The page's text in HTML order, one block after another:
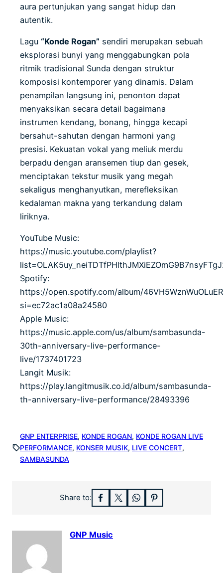
aura pertunjukan yang sangat hidup dan
autentik.
Lagu “Konde Rogan” sendiri merupakan sebuah
eksplorasi bunyi yang menggabungkan pola
ritmik tradisional Sunda dengan struktur
komposisi kontemporer yang dinamis. Dalam
penampilan langsung ini, penonton dapat
menyaksikan secara detail bagaimana
instrumen kendang, bonang, hingga kecapi
bersahut-sahutan dengan harmoni yang
presisi. Kekuatan vokal yang meliuk merdu
berpadu dengan aransemen tiup dan gesek,
menciptakan tekstur musik yang megah
sekaligus menghanyutkan, merefleksikan
kedalaman makna yang terkandung dalam
liriknya.
YouTube Music:
https://music.youtube.com/playlist?
Spotify:
https://open.spotify.com/album/
si=ec72ac1a08a24580
Apple Music:
https://music.apple.com/us/album/sambasunda-
30th-anniversary-live-performance-
live/1737401723
Langit Musik:
https://play.langitmusik.co.id/album/sambasunda-
th-anniversary-live-performance/28493396
GNP ENTERPRISE, KONDE ROGAN, KONDE ROGAN LIVE
PERFORMANCE, KONSER MUSIK, LIVE CONCERT
SAMBASUNDA
Share to:
GNP Music